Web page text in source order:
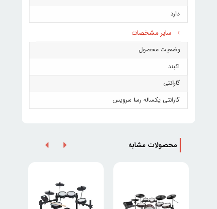
دارد
سایر مشخصات
وضعیت محصول
اکبند
گارانتی
گارانتی یکساله رسا سرویس
محصولات مشابه